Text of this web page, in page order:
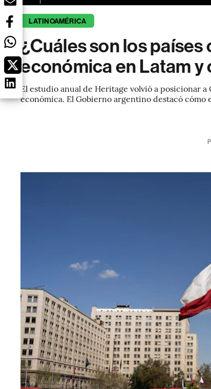
LATINOAMÉRICA
¿Cuáles son los
económica en Latam y
El estudio anual de Heritage volvió a posicionar
económica. El Gobierno argentino destacó cómo